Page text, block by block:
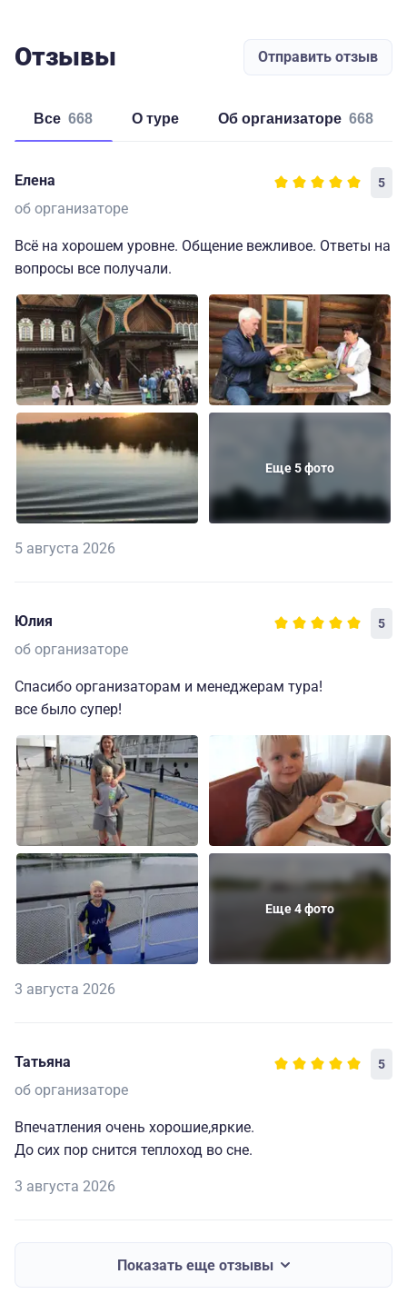
Отзывы Отправить отзыв
Все 668 о туре об организаторе 668
Елена 5
об организаторе
Всё на хорошем уровне. Общение вежливое. Ответы на
вопросы все получали.
Еще 5 фото
5 августа 2026
Юлия 5
об организаторе
Спасибо организаторам и менеджерам тура!
все было супер!
Еще 4 фото
3 августа 2026
Татьяна 5
об организаторе
Впечатления очень хорошие,яркие.
До сих пор снится теплоход во сне.
3 августа 2026
Показать еще отзывы